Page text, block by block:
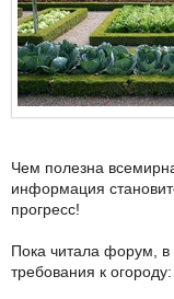
Чем полезна
информация
прогресс!
Пока читала форум,
требования к огороду: